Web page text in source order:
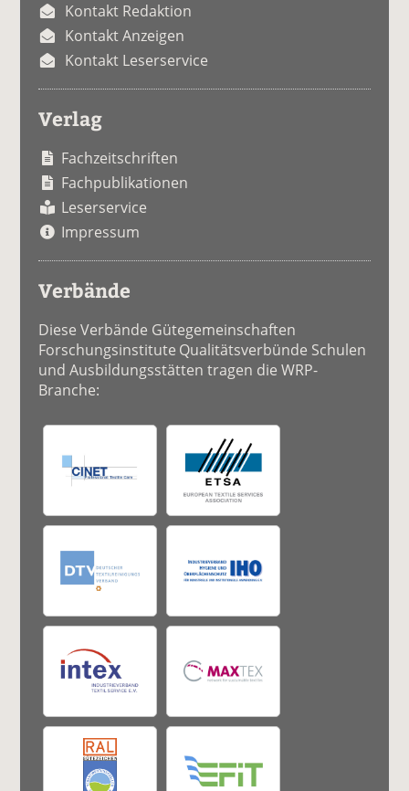
Kontakt Redaktion
Kontakt Anzeigen
Kontakt Leserservice
Verlag
Fachzeitschriften
Fachpublikationen
Leserservice
Impressum
Verbände
Diese Verbände Gütegemeinschaften
Forschungsinstitute Qualitätsverbünde Schulen
und Ausbildungsstätten tragen die WRP-
Branche: